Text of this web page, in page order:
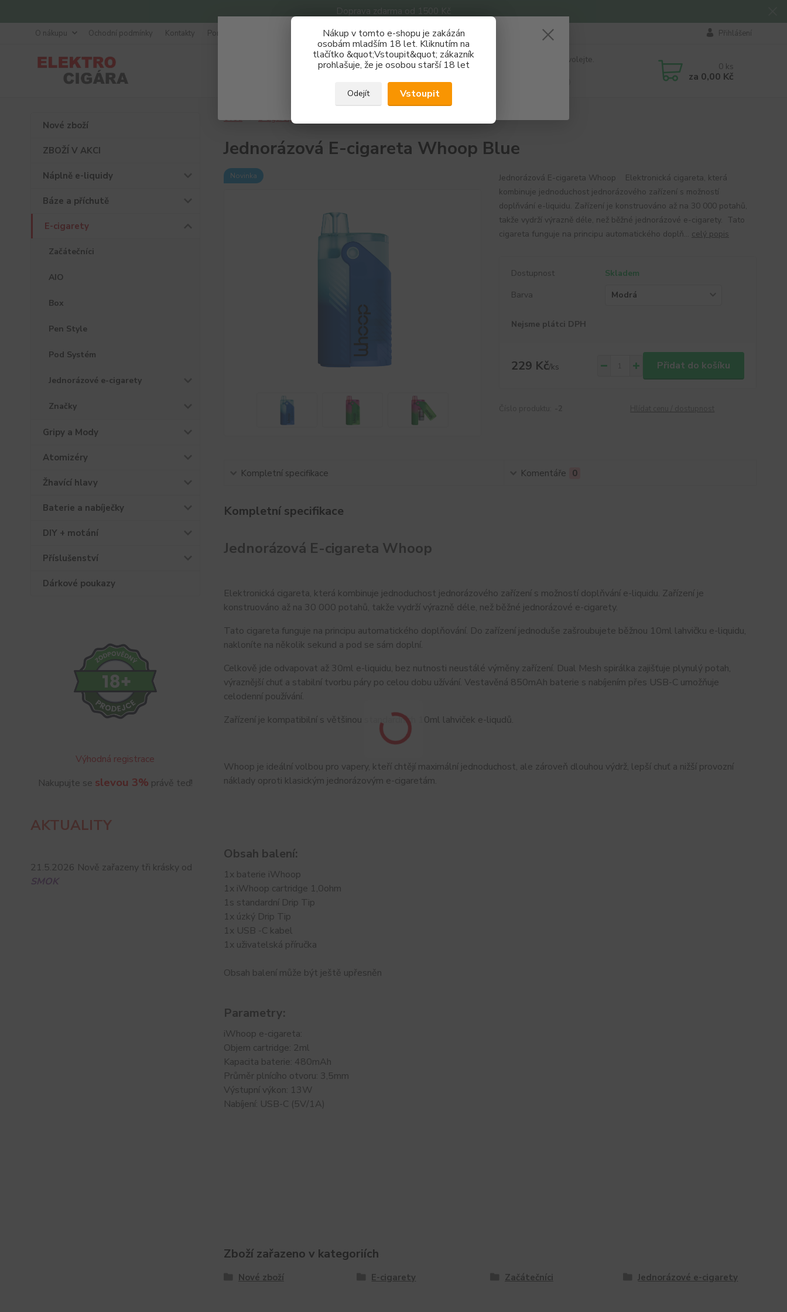
Doprava zdarma od 1500 Kč
Nákup v tomto e-shopu je zakázán
osobám mladším 18 let. Kliknutím na
tlačítko &quot;Vstoupit&quot; zákazník
prohlašuje, že je osobou starší 18 let
Odejít Vstoupit
O nákupu Ochodní podmínky Kontakty Poradna Přihlášení
Hledat
Nevíte si rady? Zavolejte.
0 ks
za 0,00 Kč
Nové zboží
ZBOŽÍ V AKCI
Náplně e-liquidy
Báze a příchutě
E-cigarety
Začátečníci
AIO
Box
Pen Style
Pod Systém
Jednorázové e-cigarety
Značky
Gripy a Mody
Atomizéry
Žhavící hlavy
Baterie a nabíječky
DIY + motání
Příslušenství
Dárkové poukazy
Výhodná registrace
Nakupujte se slevou 3% právě teď!
AKTUALITY
21.5.2026 Nově zařazeny tři krásky od
SMOK
Úvod E-cigarety
Jednorázová E-cigareta Whoop Blue
Novinka
Jednorázová E-cigareta Whoop Elektronická cigareta, která
kombinuje jednoduchost jednorázového zařízení s možností
doplňvání e-liquidu. Zařízení je konstruováno až na 30 000 potahů,
takže vydrží výrazně déle, než běžné jednorázové e-cigarety. Tato
cigareta funguje na principu automatického doplň... celý popis
Dostupnost
Skladem
Barva
Nejsme plátci DPH
229 Kč/ks Přidat do košíku
Kompletní specifikace Komentáře 0
Kompletní specifikace
Jednorázová E-cigareta Whoop
Elektronická cigareta, která kombinuje jednoduchost jednorázového zařízení s možností doplňvání e-liquidu. Zařízení je
konstruováno až na 30 000 potahů, takže vydrží výrazně déle, než běžné jednorázové e-cigarety.
Tato cigareta funguje na principu automatického doplňování. Do zařízení jednoduše zašroubujete běžnou 10ml lahvičku e-liquidu,
nakloníte na několik sekund a pod se sám doplní.
Celkově jde odvapovat až 30ml e-liquidu, bez nutnosti neustálé výměny zařízení. Dual Mesh spirálka zajišťuje plynulý potah,
výraznější chuť a stabilní tvorbu páry po celou dobu užívání. Vestavěná 850mAh baterie s nabíjením přes USB-C umožňuje
celodenní používání.
Zařízení je kompatibilní s většinou standardních 10ml lahviček e-liqudů.
Whoop je ideální volbou pro vapery, kteří chtějí maximální jednoduchost, ale zároveň dlouhou výdrž, lepší chuť a nižší provozní
náklady oproti klasickým jednorázovým e-cigaretám.
Obsah balení:
1x baterie iWhoop
1x iWhoop cartridge 1,0ohm
1s standardní Drip Tip
1x úzký Drip Tip
1x USB -C kabel
1x uživatelská příručka
Obsah balení může být ještě upřesněn
Parametry:
iWhoop e-cigareta:
Objem cartridge: 2ml
Kapacita baterie: 480mAh
Průměr plnícího otvoru: 3,5mm
Výstupní výkon: 13W
Nabíjení: USB-C (5V/1A)
Zboží zařazeno v kategoriích
Nové zboží E-cigarety Začátečníci Jednorázové e-cigarety
Získej slevu 3%
Zaregistruj se a nakupuj se slevou právě teď!
REGISTRAČNÍ FORMULÁŘ
Zavřít